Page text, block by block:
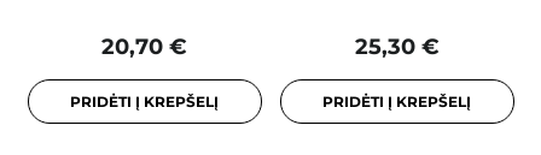
20,70 €
PRIDĖTI Į KREPŠELĮ
25,30 €
PRIDĖTI Į KREPŠELĮ